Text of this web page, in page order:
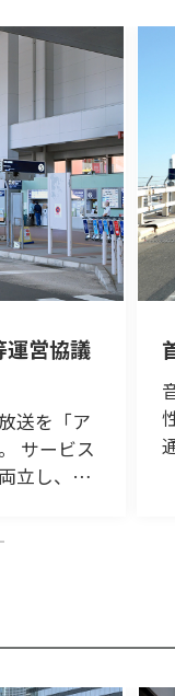
運営協議
送を「ア
サービス
立し、利